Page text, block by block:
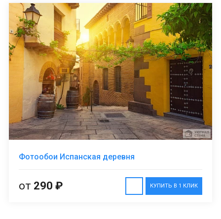
Фотообои Испанская деревня
КУПИТЬ В 1 КЛИК
от 290 ₽